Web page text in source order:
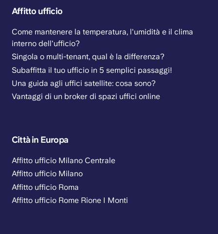
Affitto ufficio
Come mantenere la temperatura, l'umidità e il clima
interno dell'ufficio?
Singola o multi-tenant, qual è la differenza?
Subaffitta il tuo ufficio in 5 semplici passaggi!
Una guida agli uffici satellite: cosa sono?
Vantaggi di un broker di spazi uffici online
Città in Europa
Affitto ufficio Milano Centrale
Affitto ufficio Milano
Affitto ufficio Roma
Affitto ufficio Rome Rione I Monti